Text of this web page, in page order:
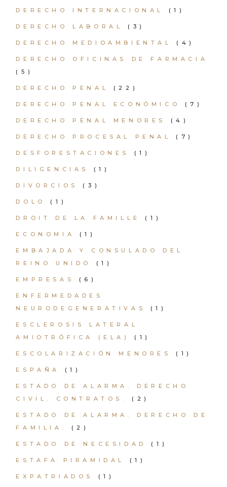
DERECHO INTERNACIONAL (1)
DERECHO LABORAL (3)
DERECHO MEDIOAMBIENTAL (4)
DERECHO OFICINAS DE FARMACIA
(5)
DERECHO PENAL (22)
DERECHO PENAL ECONÓMICO (7)
DERECHO PENAL MENORES (4)
DERECHO PROCESAL PENAL (7)
DESFORESTACIONES (1)
DILIGENCIAS (1)
DIVORCIOS (3)
DOLO (1)
DROIT DE LA FAMILLE (1)
ECONOMIA (1)
EMBAJADA Y CONSULADO DEL
REINO UNIDO
(1)
EMPRESAS (6)
ENFERMEDADES
NEURODEGENERATIVAS
(1)
ESCLEROSIS LATERAL
AMIOTRÓFICA (ELA)
(1)
ESCOLARIZACIÓN MENORES (1)
ESPAÑA (1)
ESTADO DE ALARMA. DERECHO
CIVIL. CONTRATOS.
(2)
ESTADO DE ALARMA. DERECHO DE
FAMILIA.
(2)
ESTADO DE NECESIDAD (1)
ESTAFA PIRAMIDAL (1)
EXPATRIADOS (1)